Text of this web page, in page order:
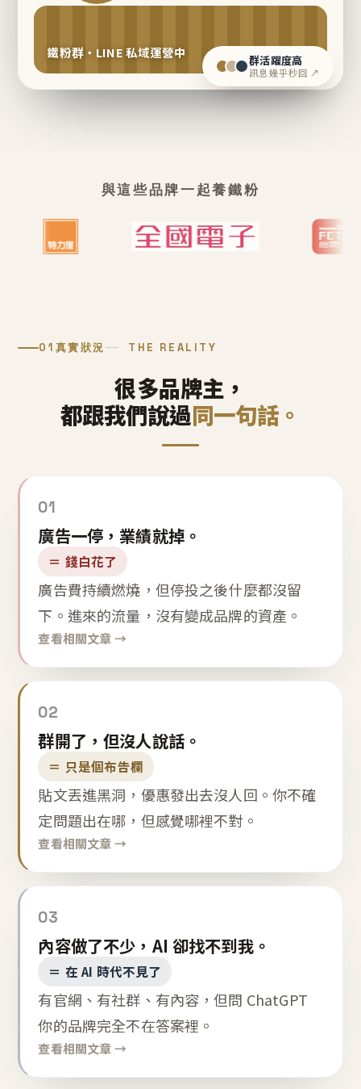
鐵粉群・LINE 私域運營中 群活躍度高
訊息幾乎秒回 ↗
與這些品牌一起養鐵粉
01 真實狀況 THE REALITY
很多品牌主，
都跟我們說過同一句話。
01
廣告一停，業績就掉。
＝ 錢白花了
廣告費持續燃燒，但停投之後什麼都沒留
下。進來的流量，沒有變成品牌的資產。
查看相關文章 →
02
群開了，但沒人說話。
＝ 只是個布告欄
貼文丟進黑洞，優惠發出去沒人回。你不確
定問題出在哪，但感覺哪裡不對。
查看相關文章 →
03
內容做了不少，AI 卻找不到我。
＝ 在 AI 時代不見了
有官網、有社群、有內容，但問 ChatGPT
你的品牌完全不在答案裡。
查看相關文章 →